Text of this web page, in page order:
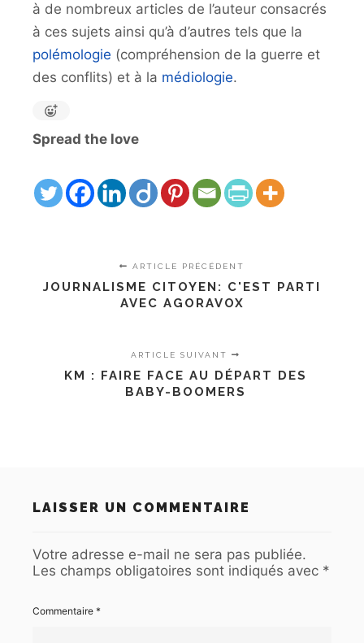
à de nombreux articles de l’auteur consacrés
à ces sujets ainsi qu’à d’autres tels que la
polémologie (compréhension de la guerre et
des conflits) et à la médiologie.
Spread the love
ARTICLE PRÉCÉDENT
JOURNALISME CITOYEN: C'EST PARTI
AVEC AGORAVOX
ARTICLE SUIVANT
KM : FAIRE FACE AU DÉPART DES
BABY-BOOMERS
LAISSER UN COMMENTAIRE
Votre adresse e-mail ne sera pas publiée.
Les champs obligatoires sont indiqués avec *
Commentaire *